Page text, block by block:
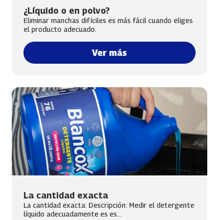
¿Líquido o en polvo?
Eliminar manchas difíciles es más fácil cuando eliges
el producto adecuado.
Ver más
La cantidad exacta
La cantidad exacta: Descripción: Medir el detergente
líquido adecuadamente es es...